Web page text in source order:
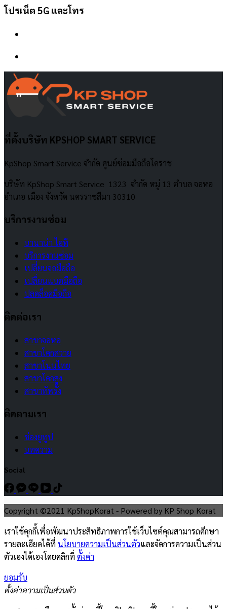
โปรเน็ต 5G และโทร
ที่ตั้งบริษัท KPSHOP SMART SERVICE
KpShop Smart Service จำกัด ศูนย์ซ่อมมือถือโคราช
บริษัท KpShop Smart Service 1323 จำกัด หมู่ 13 ตำบล จอหอ
อำเภอ เมือง จังหวัด นครราชสีมา 30310
บริการงานซ่อม
บานาน่า ไอที
บริการงานซ่อม
เปลี่ยนจอมือถือ
เปลี่ยนแบตมือถือ
ปลดล็อคมือถือ
ติดต่อเรา
สาขาจอหอ
สาขาโคกสวาย
สาขาโนนไทย
สาขาโคกสูง
สาขาทัพรั้ง
ติดตามเรา
ช่องยูทูป
บทความ
Social
Copyright ©2021 KpShopKorat - Powered by KP Shop Korat
เราใช้คุกกี้เพื่อพัฒนาประสิทธิภาพการใช้เว็บไซต์คุณสามารถศึกษา
รายละเอียดได้ที่ นโยบายความเป็นส่วนตัวและจัดการความเป็นส่วน
ตัวเองได้เองโดยคลิกที่ ตั้งค่า
ยอมรับ
ตั้งค่าความเป็นส่วนตัว